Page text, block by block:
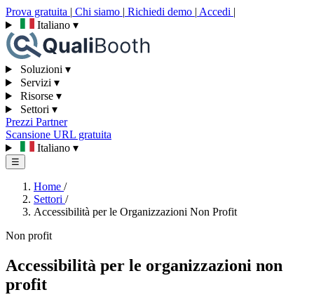
Prova gratuita | Chi siamo | Richiedi demo | Accedi |
Italiano ▾
Soluzioni ▾
Servizi ▾
Risorse ▾
Settori ▾
Prezzi Partner
Scansione URL gratuita
Italiano ▾
☰
Home /
Settori /
Accessibilità per le Organizzazioni Non Profit
Non profit
Accessibilità per le organizzazioni non
profit